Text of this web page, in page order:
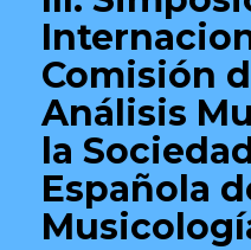
Comisión
Análisis
la
Española